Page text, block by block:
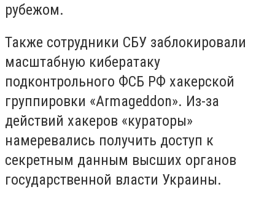
рубежом.
Также сотрудники СБУ заблокировали
масштабную кибератаку
подконтрольного ФСБ РФ хакерской
группировки «Armageddon». Из-за
действий хакеров «кураторы»
намеревались получить доступ к
секретным данным высших органов
государственной власти Украины.